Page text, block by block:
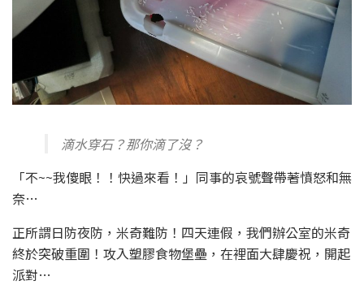
滴水穿石？那你滴了沒？
「不~~我傻眼！！快過來看！」同事的哀號聲帶著憤怒和無
奈…
正所謂日防夜防，米奇難防！四天連假，我們辦公室的米奇
終於突破重圍！攻入塑膠食物堡壘，在裡面大肆慶祝，開起
派對…